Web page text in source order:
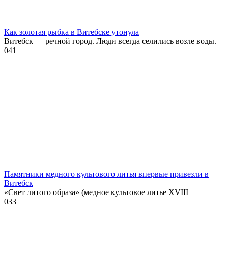
Как золотая рыбка в Витебске утонула
Витебск — речной город. Люди всегда селились возле воды.
041
Памятники медного культового литья впервые привезли в
Витебск
«Свет литого образа» (медное культовое литье XVIII
033